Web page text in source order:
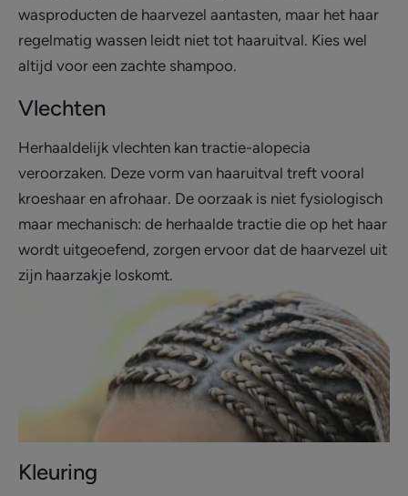
wasproducten de haarvezel aantasten, maar het haar
regelmatig wassen leidt niet tot haaruitval. Kies wel
altijd voor een zachte shampoo.
Vlechten
Herhaaldelijk vlechten kan tractie-alopecia
veroorzaken. Deze vorm van haaruitval treft vooral
kroeshaar en afrohaar. De oorzaak is niet fysiologisch
maar mechanisch: de herhaalde tractie die op het haar
wordt uitgeoefend, zorgen ervoor dat de haarvezel uit
zijn haarzakje loskomt.
Kleuring